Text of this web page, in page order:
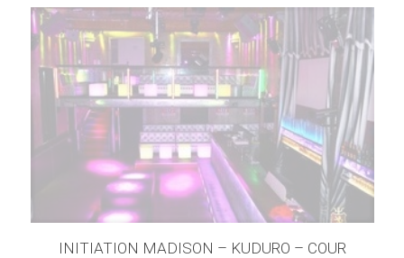
INITIATION MADISON – KUDURO – COUR